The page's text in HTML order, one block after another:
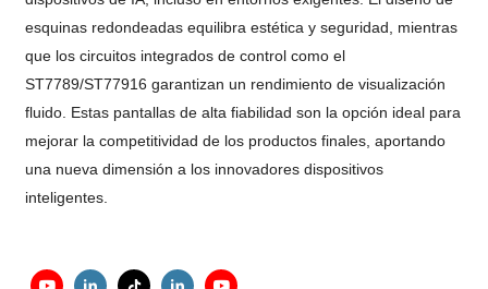
esquinas redondeadas equilibra estética y seguridad, mientras
que los circuitos integrados de control como el
ST7789/ST77916 garantizan un rendimiento de visualización
fluido. Estas pantallas de alta fiabilidad son la opción ideal para
mejorar la competitividad de los productos finales, aportando
una nueva dimensión a los innovadores dispositivos
inteligentes.